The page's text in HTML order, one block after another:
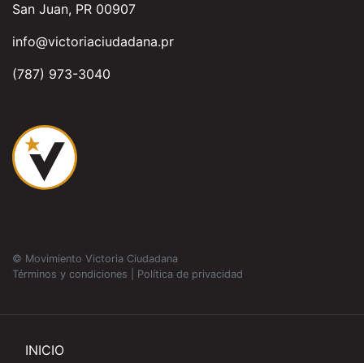
San Juan, PR 00907
info@victoriaciudadana.pr
(787) 973-3040
© Movimiento Victoria Ciudadana
Términos y condiciones
Política de privacidad
INICIO